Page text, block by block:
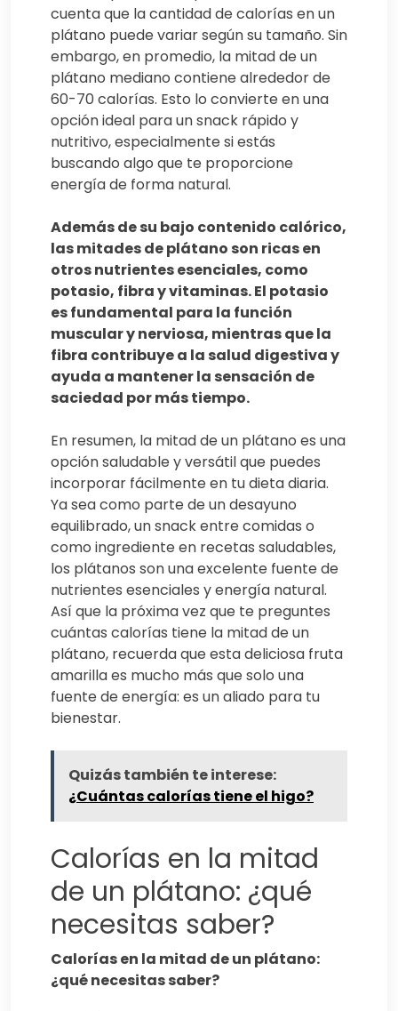
cuenta que la cantidad de calorías en un
plátano puede variar según su tamaño. Sin
embargo, en promedio, la mitad de un
plátano mediano contiene alrededor de
60-70 calorías. Esto lo convierte en una
opción ideal para un snack rápido y
nutritivo, especialmente si estás
buscando algo que te proporcione
energía de forma natural.
Además de su bajo contenido calórico,
las mitades de plátano son ricas en
otros nutrientes esenciales, como
potasio, fibra y vitaminas. El potasio
es fundamental para la función
muscular y nerviosa, mientras que la
fibra contribuye a la salud digestiva y
ayuda a mantener la sensación de
saciedad por más tiempo.
En resumen, la mitad de un plátano es una
opción saludable y versátil que puedes
incorporar fácilmente en tu dieta diaria.
Ya sea como parte de un desayuno
equilibrado, un snack entre comidas o
como ingrediente en recetas saludables,
los plátanos son una excelente fuente de
nutrientes esenciales y energía natural.
Así que la próxima vez que te preguntes
cuántas calorías tiene la mitad de un
plátano, recuerda que esta deliciosa fruta
amarilla es mucho más que solo una
fuente de energía: es un aliado para tu
bienestar.
Quizás también te interese:
¿Cuántas calorías tiene el higo?
Calorías en la mitad
de un plátano: ¿qué
necesitas saber?
Calorías en la mitad de un plátano:
¿qué necesitas saber?